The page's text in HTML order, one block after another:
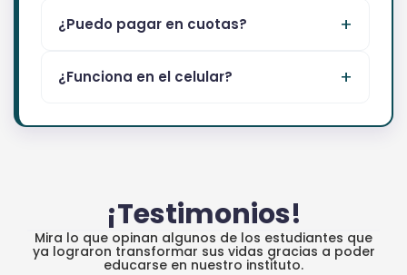
¿Puedo pagar en cuotas?
¿Funciona en el celular?
¡Testimonios!
Mira lo que opinan algunos de los estudiantes que
ya lograron transformar sus vidas gracias a poder
educarse en nuestro instituto.